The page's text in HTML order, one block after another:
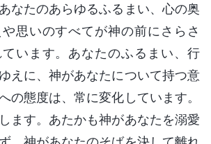
なたのあらゆるふるまい、心の奥
思いのすべてが神の前にさらさ
います。あなたのふるまい、行
えに、神があなたについて持つ意
の態度は、常に変化しています。
ます。あたかも神があなたを溺愛